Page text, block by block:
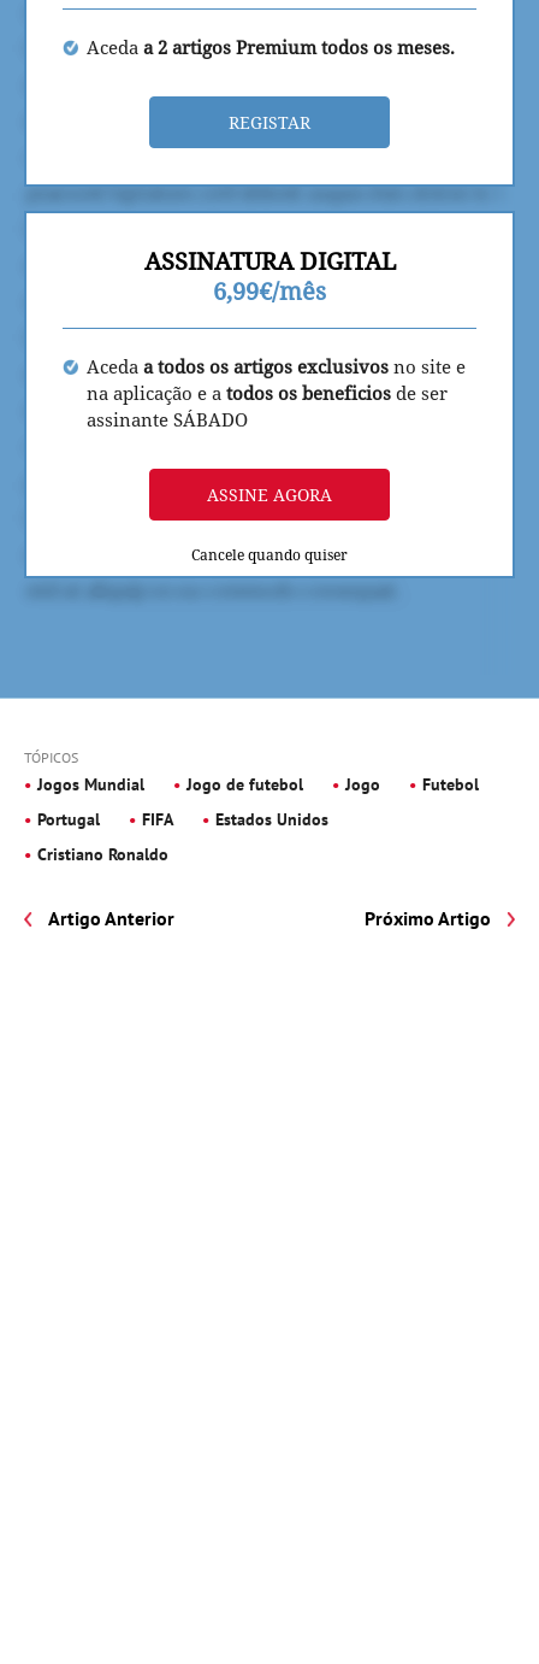
Aceda a 2 artigos Premium todos os meses.
REGISTAR
ASSINATURA DIGITAL
6,99€/mês
Aceda a todos os artigos exclusivos no site e
na aplicação e a todos os beneficios de ser
assinante SÁBADO
ASSINE AGORA
Cancele quando quiser
TÓPICOS
Jogos Mundial Jogo de futebol Jogo
Futebol
Portugal
FIFA
Estados Unidos
Cristiano Ronaldo
Artigo Anterior Próximo Artigo